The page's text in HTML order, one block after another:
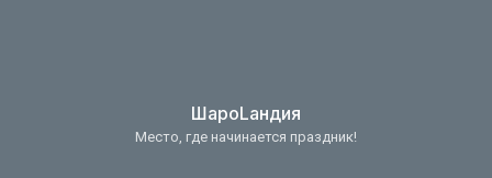
ШароLандия
Место, где начинается праздник!